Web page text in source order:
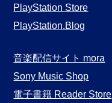
PlayStation Store
PlayStation.Blog
音楽配信サイト mora
Sony Music Shop
電子書籍 Reader Store